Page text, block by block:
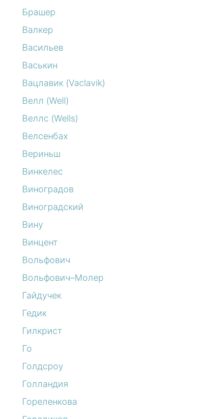
Брашер
Валкер
Васильев
Васькин
Вацлавик (Vaclavik)
Велл (Well)
Веллс (Wells)
Велсенбах
Вериньш
Винкелес
Виноградов
Виноградский
Вину
Винцент
Вольфович
Вольфович–Молер
Гайдучек
Гедик
Гилкрист
Го
Голдсроу
Голландия
Гореленкова